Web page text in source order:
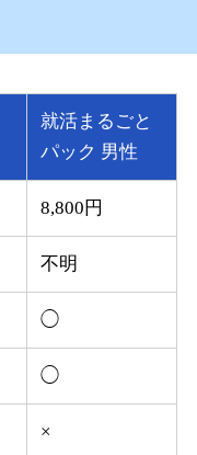
就活まるごと
パック 男性
8,800円
不明
◯
◯
×